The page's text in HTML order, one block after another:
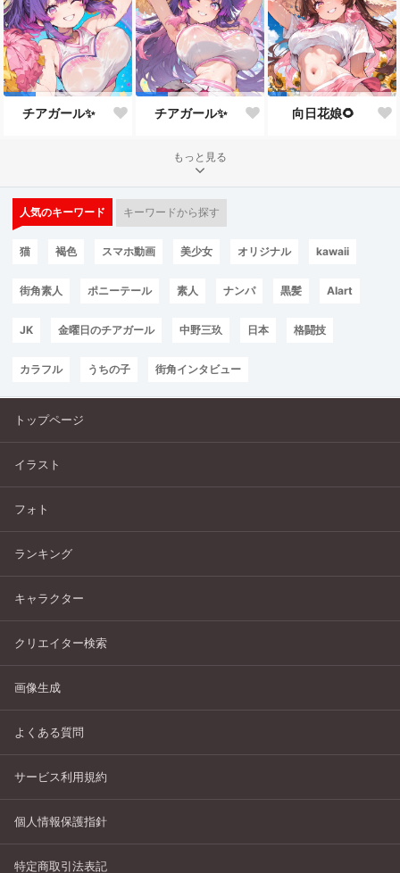
チアガール✨ チアガール✨ 向日花娘🌻
もっと見る
人気のキーワード キーワードから探す
猫 褐色 スマホ動画 美少女 オリジナル kawaii
街角素人 ポニーテール 素人 ナンパ 黒髪 AIart
JK 金曜日のチアガール 中野三玖 日本 格闘技
カラフル うちの子 街角インタビュー
トップページ
イラスト
フォト
ランキング
キャラクター
クリエイター検索
画像生成
よくある質問
サービス利用規約
個人情報保護指針
特定商取引法表記